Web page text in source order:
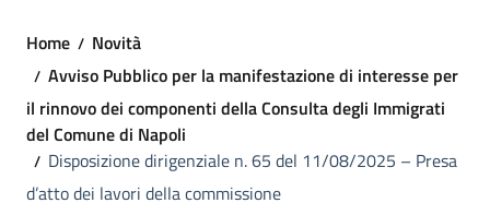
Home
Novità
Avviso Pubblico per la manifestazione di interesse per
il rinnovo dei componenti della Consulta degli Immigrati
del Comune di Napoli
Disposizione dirigenziale n. 65 del 11/08/2025 – Presa
d’atto dei lavori della commissione